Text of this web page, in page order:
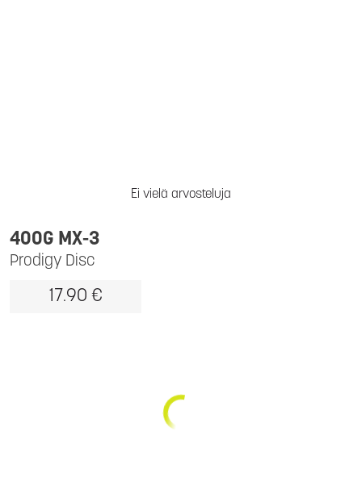
Ei vielä arvosteluja
Prodigy Disc
400G MX-3
17.90 €